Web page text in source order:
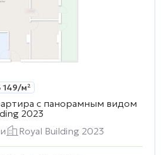
149/м²
с панорамным видом
2023
Royal Building 2023